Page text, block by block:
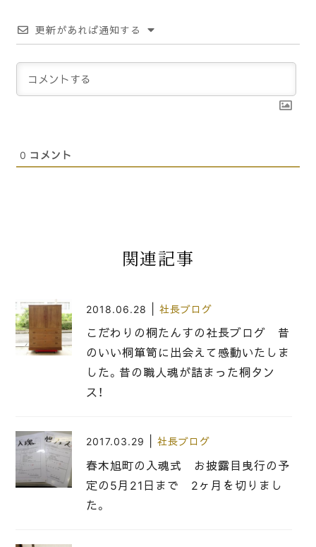
更新があれば通知する
0 コメント
関連記事
2018.06.28 社長ブログ
こだわりの桐たんすの社長ブログ 昔
のいい桐箪笥に出会えて感動いたしま
した。昔の職人魂が詰まった桐タン
ス！
2017.03.29 社長ブログ
春木旭町の入魂式 お披露目曳行の予
定の5月21日まで 2ヶ月を切りまし
た。